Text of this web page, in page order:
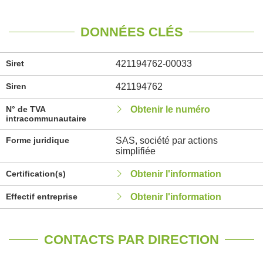
DONNÉES CLÉS
Siret 421194762-00033
Siren 421194762
N° de TVA
intracommunautaire
Obtenir le numéro
Forme juridique
SAS, société par actions
simplifiée
Certification(s) Obtenir l'information
Effectif entreprise Obtenir l'information
CONTACTS PAR DIRECTION